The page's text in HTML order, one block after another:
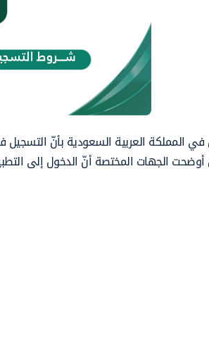
في المملكة العربية السعودية بأنّ
الجهات المختصة أنّ الدخول إلى